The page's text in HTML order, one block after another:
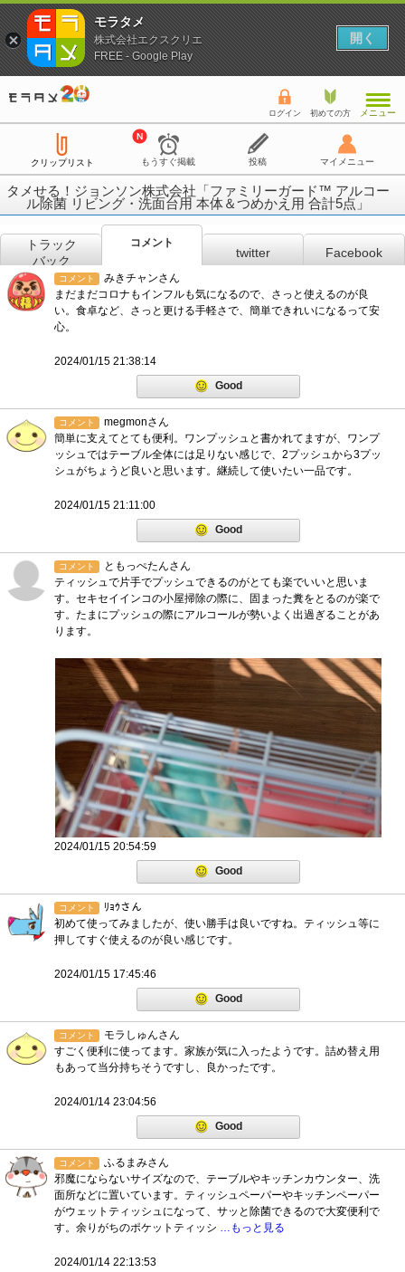
ログイン 初めての方 メニュー
クリップリスト もうすぐ掲載 投稿 マイメニュー
タメせる！ジョンソン株式会社「ファミリーガード™ アルコー
ル除菌 リビング・洗面台用 本体＆つめかえ用 合計5点」
トラック
バック
コメント
twitter Facebook
コメント
みきチャンさん
まだまだコロナもインフルも気になるので、さっと使えるのが良
い。食卓など、さっと更ける手軽さで、簡単できれいになるって安
心。
2024/01/15 21:38:14
Good
コメント
megmonさん
簡単に支えてとても便利。ワンプッシュと書かれてますが、ワンプ
ッシュではテーブル全体には足りない感じで、2プッシュから3プッ
シュがちょうど良いと思います。継続して使いたい一品です。
2024/01/15 21:11:00
Good
コメント
ともっぺたんさん
ティッシュで片手でプッシュできるのがとても楽でいいと思いま
す。セキセイインコの小屋掃除の際に、固まった糞をとるのが楽で
す。たまにプッシュの際にアルコールが勢いよく出過ぎることがあ
ります。
2024/01/15 20:54:59
Good
コメント
ﾘｮｳさん
初めて使ってみましたが、使い勝手は良いですね。ティッシュ等に
押してすぐ使えるのが良い感じです。
2024/01/15 17:45:46
Good
コメント
モラしゅんさん
すごく便利に使ってます。家族が気に入ったようです。詰め替え用
もあって当分持ちそうですし、良かったです。
2024/01/14 23:04:56
Good
コメント
ふるまみさん
邪魔にならないサイズなので、テーブルやキッチンカウンター、洗
面所などに置いています。ティッシュペーパーやキッチンペーパー
がウェットティッシュになって、サッと除菌できるので大変便利で
す。余りがちのポケットティッシ …もっと見る
2024/01/14 22:13:53
モラタメ
株式会社エクスクリエ
FREE - Google Play
開く